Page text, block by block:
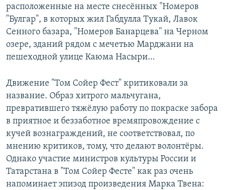
расположенные на месте снесённых "Номеров
"Булгар", в которых жил Габдулла Тукай, Лавок
Сенного базара, "Номеров Банарцева" на Черном
озере, зданий рядом с мечетью Марджани на
пешеходной улице Каюма Насыри…
Движение "Том Сойер Фест" критиковали за
название. Образ хитрого мальчугана,
превратившего тяжёлую работу по покраске забора
в приятное и беззаботное времяпровождение с
кучей вознаграждений, не соответствовал, по
мнению критиков, тому, что делают волонтёры.
Однако участие министров культуры России и
Татарстана в "Том Сойер Фесте" как раз очень
напоминает эпизод произведения Марка Твена: